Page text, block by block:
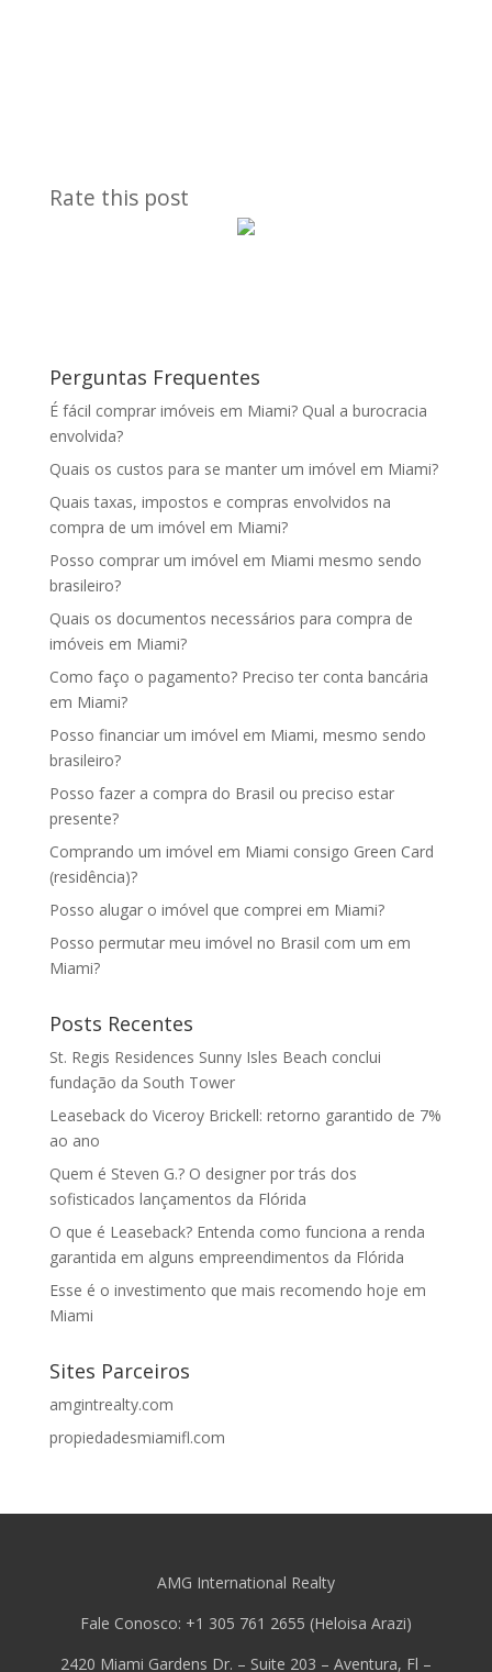
Rate this post
Perguntas Frequentes
É fácil comprar imóveis em Miami? Qual a burocracia
envolvida?
Quais os custos para se manter um imóvel em Miami?
Quais taxas, impostos e compras envolvidos na
compra de um imóvel em Miami?
Posso comprar um imóvel em Miami mesmo sendo
brasileiro?
Quais os documentos necessários para compra de
imóveis em Miami?
Como faço o pagamento? Preciso ter conta bancária
em Miami?
Posso financiar um imóvel em Miami, mesmo sendo
brasileiro?
Posso fazer a compra do Brasil ou preciso estar
presente?
Comprando um imóvel em Miami consigo Green Card
(residência)?
Posso alugar o imóvel que comprei em Miami?
Posso permutar meu imóvel no Brasil com um em
Miami?
Posts Recentes
St. Regis Residences Sunny Isles Beach conclui
fundação da South Tower
Leaseback do Viceroy Brickell: retorno garantido de 7%
ao ano
Quem é Steven G.? O designer por trás dos
sofisticados lançamentos da Flórida
O que é Leaseback? Entenda como funciona a renda
garantida em alguns empreendimentos da Flórida
Esse é o investimento que mais recomendo hoje em
Miami
Sites Parceiros
amgintrealty.com
propiedadesmiamifl.com
AMG International Realty
Fale Conosco: +1 305 761 2655 (Heloisa Arazi)
2420 Miami Gardens Dr. – Suite 203 – Aventura, Fl –